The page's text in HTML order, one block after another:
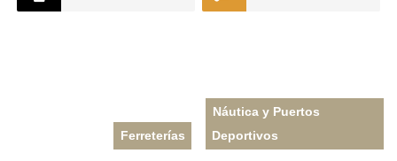
Ferreterías
Náutica y Puertos
Deportivos